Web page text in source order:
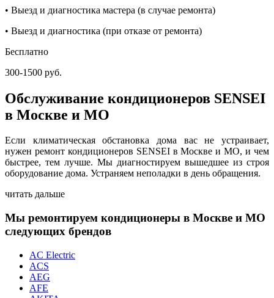
• Выезд и диагностика мастера (в случае ремонта)
• Выезд и диагностика (при отказе от ремонта)
Бесплатно
300-1500 руб.
Обслуживание кондиционеров SENSEI
в Москве и МО
Если климатическая обстановка дома вас не устраивает,
нужен ремонт кондиционеров SENSEI в Москве и МО, и чем
быстрее, тем лучше. Мы диагностируем вышедшее из строя
оборудование дома. Устраняем неполадки в день обращения.
читать дальше
Мы ремонтируем кондиционеры в Москве и МО
следующих брендов
AC Electric
ACS
AEG
AFE